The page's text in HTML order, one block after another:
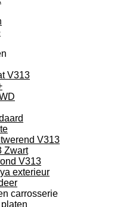
V313
V313
Zwart
V313
exterieur
carrosserie